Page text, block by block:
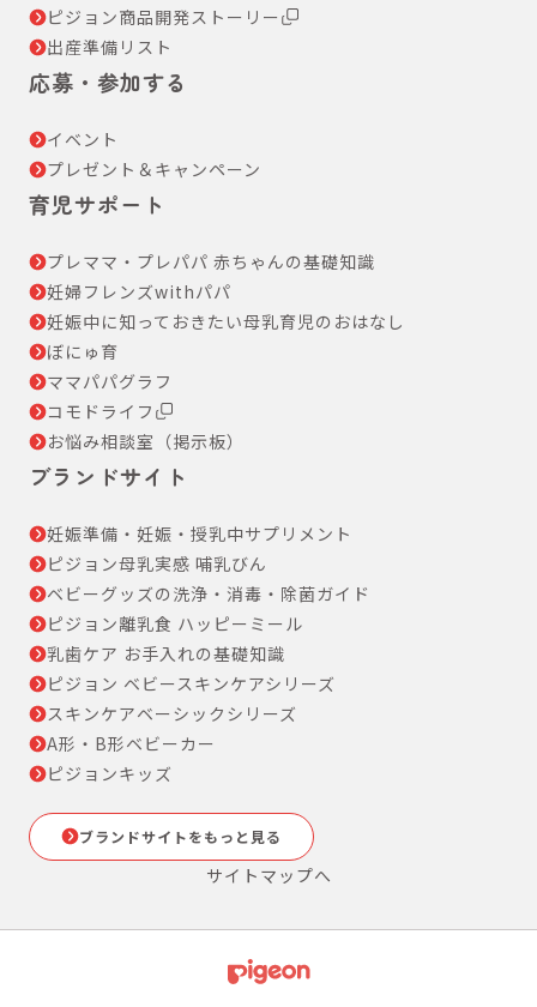
ピジョン商品開発ストーリー
出産準備リスト
応募・参加する
イベント
プレゼント＆キャンペーン
育児サポート
プレママ・プレパパ 赤ちゃんの基礎知識
妊婦フレンズwithパパ
妊娠中に知っておきたい母乳育児のおはなし
ぼにゅ育
ママパパグラフ
コモドライフ
お悩み相談室（掲示板）
ブランドサイト
妊娠準備・妊娠・授乳中サプリメント
ピジョン母乳実感 哺乳びん
ベビーグッズの洗浄・消毒・除菌ガイド
ピジョン離乳食 ハッピーミール
乳歯ケア お手入れの基礎知識
ピジョン ベビースキンケアシリーズ
スキンケアベーシックシリーズ
A形・B形ベビーカー
ピジョンキッズ
ブランドサイトをもっと見る
サイトマップへ